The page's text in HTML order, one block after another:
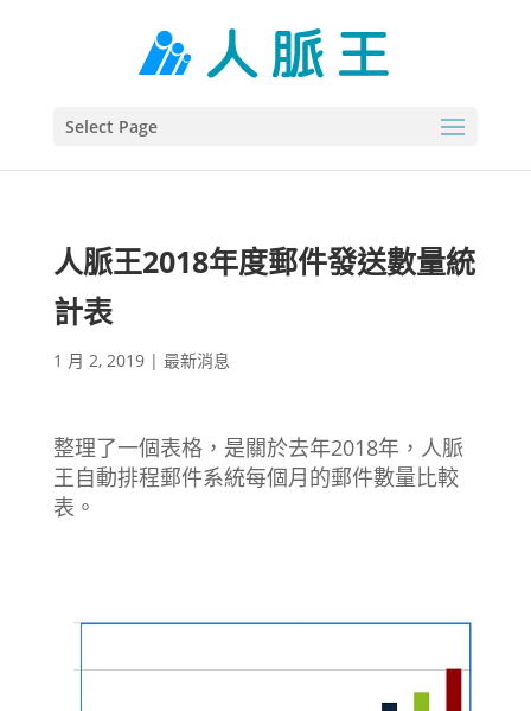
Select Page
人脈王2018年度郵件發送數量統
計表
1 月 2, 2019| 最新消息
整理了一個表格，是關於去年2018年，人脈
王自動排程郵件系統每個月的郵件數量比較
表。